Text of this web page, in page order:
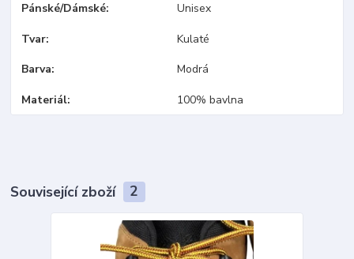
Pánské/Dámské Unisex
Tvar Kulaté
Barva Modrá
Materiál 100% bavlna
Související zboží 2